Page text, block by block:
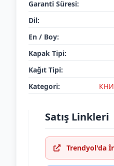
Garanti Süresi:
Dil:
En / Boy:
Kapak Tipi:
Kağıt Tipi:
Kategori:
Satış Linkleri
Trendyol'da